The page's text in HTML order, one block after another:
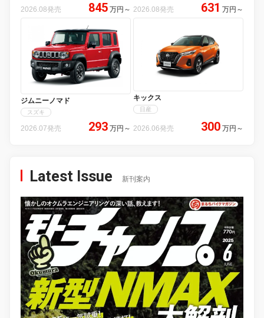
2026.08発売 845 万円 ～ 2026.08発売 631 万円 ～
ジムニーノマド
スズキ
2026.07発売 293 万円 ～
キックス
日産
2026.06発売 300 万円 ～
Latest Issue 新刊案内